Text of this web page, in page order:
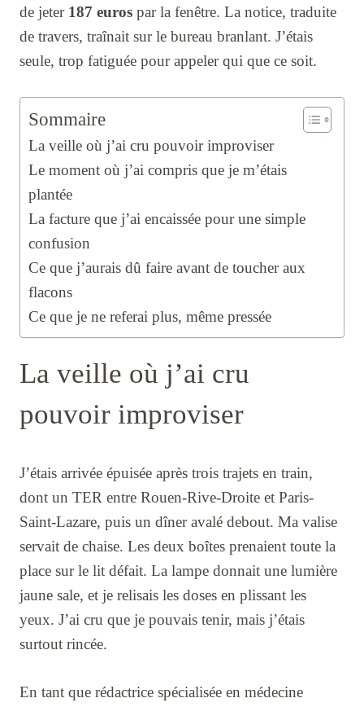
de jeter 187 euros par la fenêtre. La notice, traduite
de travers, traînait sur le bureau branlant. J’étais
seule, trop fatiguée pour appeler qui que ce soit.
Sommaire
La veille où j’ai cru pouvoir improviser
Le moment où j’ai compris que je m’étais
plantée
La facture que j’ai encaissée pour une simple
confusion
Ce que j’aurais dû faire avant de toucher aux
flacons
Ce que je ne referai plus, même pressée
La veille où j’ai cru
pouvoir improviser
J’étais arrivée épuisée après trois trajets en train,
dont un TER entre Rouen-Rive-Droite et Paris-
Saint-Lazare, puis un dîner avalé debout. Ma valise
servait de chaise. Les deux boîtes prenaient toute la
place sur le lit défait. La lampe donnait une lumière
jaune sale, et je relisais les doses en plissant les
yeux. J’ai cru que je pouvais tenir, mais j’étais
surtout rincée.
En tant que rédactrice spécialisée en médecine